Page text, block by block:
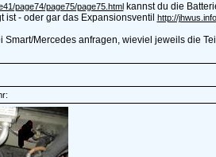
page74/page75/page75.htmlkannst du die
- oder gar das Expansionsventil http://
Smart/Mercedes anfragen, wieviel jeweils die